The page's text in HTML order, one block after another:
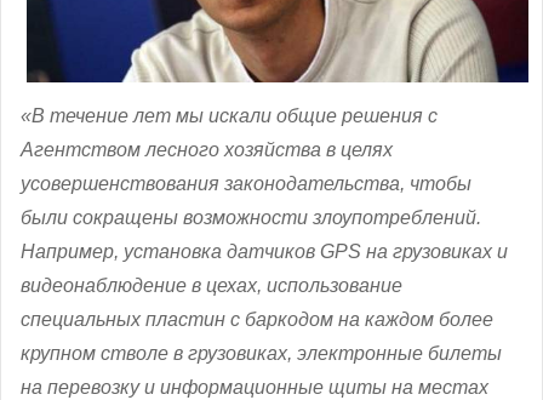
«В течение лет мы искали общие решения с
Агентством лесного хозяйства в целях
усовершенствования законодательства, чтобы
были сокращены возможности злоупотреблений.
Например, установка датчиков GPS на грузовиках и
видеонаблюдение в цехах, использование
специальных пластин с баркодом на каждом более
крупном стволе в грузовиках, электронные билеты
на перевозку и информационные щиты на местах